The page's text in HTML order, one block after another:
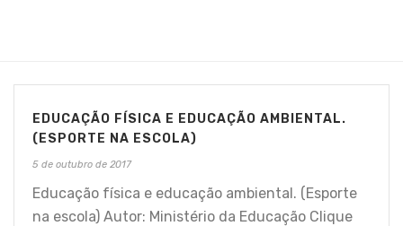
EDUCAÇÃO FÍSICA E EDUCAÇÃO AMBIENTAL.
(ESPORTE NA ESCOLA)
5 de outubro de 2017
Educação física e educação ambiental. (Esporte
na escola) Autor: Ministério da Educação Clique